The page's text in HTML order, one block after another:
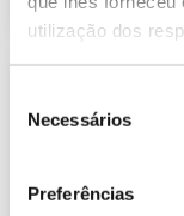
utilização dos
Necessários
Preferências
252.38 Kb 2024